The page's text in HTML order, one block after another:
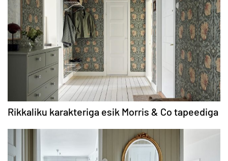
Rikkaliku karakteriga esik Morris & Co tapeediga